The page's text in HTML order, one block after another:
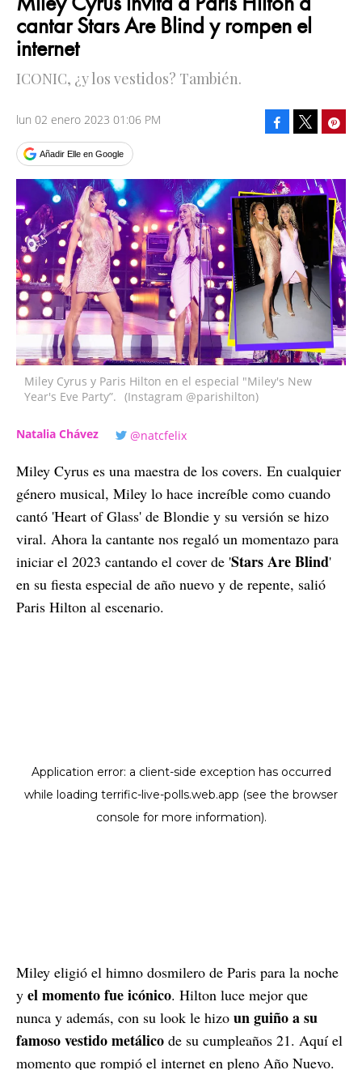
cantar Stars Are Blind y rompen el
internet
ICONIC, ¿y los vestidos? También.
lun 02 enero 2023 01:06 PM
Añadir Elle en Google
Facebook
Miley Cyrus y Paris Hilton en el especial "Miley's New
Year's Eve Party”. (Instagram @parishilton)
Natalia Chávez @natcfelix
Miley Cyrus es una maestra de los covers. En cualquier
género musical, Miley lo hace increíble como cuando
cantó 'Heart of Glass' de Blondie y su versión se hizo
viral. Ahora la cantante nos regaló un momentazo para
iniciar el 2023 cantando el cover de 'Stars Are Blind'
en su fiesta especial de año nuevo y de repente, salió
Paris Hilton al escenario.
Miley eligió el himno dosmilero de Paris para la noche
y el momento fue icónico. Hilton luce mejor que
nunca y además, con su look le hizo un guiño a su
famoso vestido metálico de su cumpleaños 21. Aquí el
momento que rompió el internet en pleno Año Nuevo.